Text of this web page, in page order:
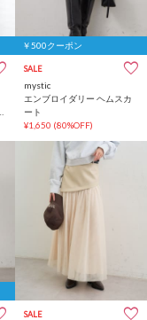
￥500クーポン
SALE
mystic
エンブロイダリー ヘムスカ
ート
¥1,650 (80%OFF)
SALE